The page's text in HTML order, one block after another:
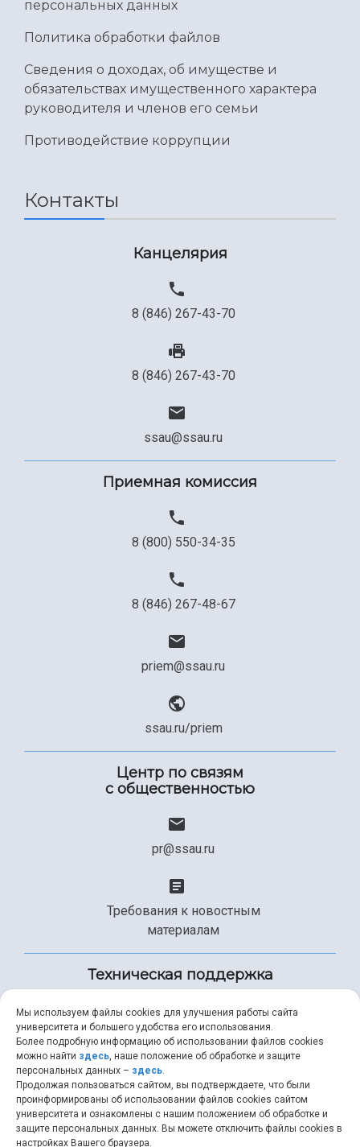
персональных данных
Политика обработки файлов
Сведения о доходах, об имуществе и
обязательствах имущественного характера
руководителя и членов его семьи
Противодействие коррупции
Контакты
Канцелярия
8 (846) 267-43-70
8 (846) 267-43-70
ssau@ssau.ru
Приемная комиссия
8 (800) 550-34-35
8 (846) 267-48-67
priem@ssau.ru
ssau.ru/priem
Центр по связям
с общественностью
pr@ssau.ru
Требования к новостным
материалам
Техническая поддержка
+7 (846) 267-49-99
help@ssau.ru
Мы используем файлы cookies для улучшения работы сайта
университета и большего удобства его использования.
Более подробную информацию об использовании файлов cookies
можно найти здесь, наше положение об обработке и защите
персональных данных – здесь.
Продолжая пользоваться сайтом, вы подтверждаете, что были
проинформированы об использовании файлов cookies сайтом
университета и ознакомлены с нашим положением об обработке и
защите персональных данных. Вы можете отключить файлы cookies в
настройках Вашего браузера.